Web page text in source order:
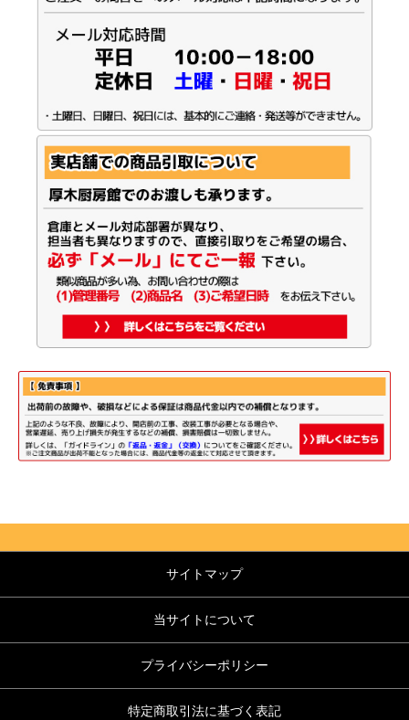
サイトマップ
当サイトについて
プライバシーポリシー
特定商取引法に基づく表記